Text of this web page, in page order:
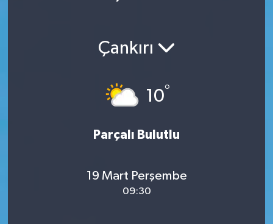
Çankırı
10°
Parçalı Bulutlu
19 Mart Perşembe
09:30